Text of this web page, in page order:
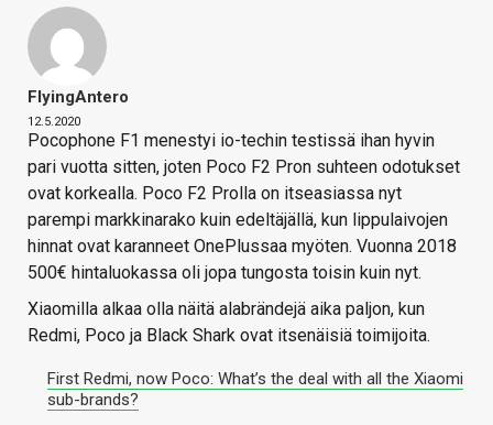
FlyingAntero
12.5.2020
Pocophone F1 menestyi io-techin testissä ihan hyvin
pari vuotta sitten, joten Poco F2 Pron suhteen odotukset
ovat korkealla. Poco F2 Prolla on itseasiassa nyt
parempi markkinarako kuin edeltäjällä, kun lippulaivojen
hinnat ovat karanneet OnePlussaa myöten. Vuonna 2018
500€ hintaluokassa oli jopa tungosta toisin kuin nyt.
Xiaomilla alkaa olla näitä alabrändejä aika paljon, kun
Redmi, Poco ja Black Shark ovat itsenäisiä toimijoita.
First Redmi, now Poco: What’s the deal with all the Xiaomi
sub-brands?